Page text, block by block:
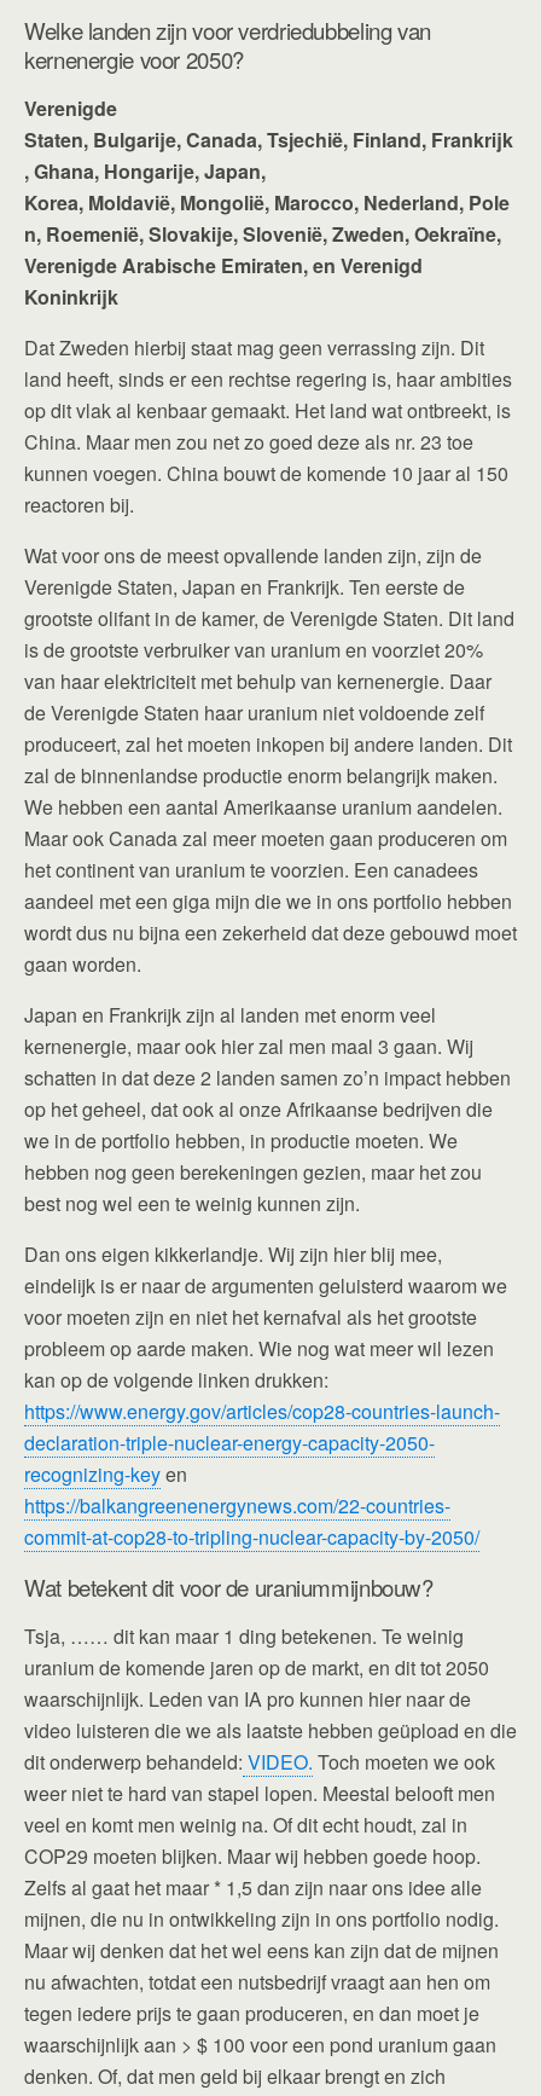
Welke landen zijn voor verdriedubbeling van
kernenergie voor 2050?
Verenigde
Staten, Bulgarije, Canada, Tsjechië, Finland, Frankrijk
, Ghana, Hongarije, Japan,
Korea, Moldavië, Mongolië, Marocco, Nederland, Pole
n, Roemenië, Slovakije, Slovenië, Zweden, Oekraïne,
Verenigde Arabische Emiraten, en Verenigd
Koninkrijk
Dat Zweden hierbij staat mag geen verrassing zijn. Dit
land heeft, sinds er een rechtse regering is, haar ambities
op dit vlak al kenbaar gemaakt. Het land wat ontbreekt, is
China. Maar men zou net zo goed deze als nr. 23 toe
kunnen voegen. China bouwt de komende 10 jaar al 150
reactoren bij.
Wat voor ons de meest opvallende landen zijn, zijn de
Verenigde Staten, Japan en Frankrijk. Ten eerste de
grootste olifant in de kamer, de Verenigde Staten. Dit land
is de grootste verbruiker van uranium en voorziet 20%
van haar elektriciteit met behulp van kernenergie. Daar
de Verenigde Staten haar uranium niet voldoende zelf
produceert, zal het moeten inkopen bij andere landen. Dit
zal de binnenlandse productie enorm belangrijk maken.
We hebben een aantal Amerikaanse uranium aandelen.
Maar ook Canada zal meer moeten gaan produceren om
het continent van uranium te voorzien. Een canadees
aandeel met een giga mijn die we in ons portfolio hebben
wordt dus nu bijna een zekerheid dat deze gebouwd moet
gaan worden.
Japan en Frankrijk zijn al landen met enorm veel
kernenergie, maar ook hier zal men maal 3 gaan. Wij
schatten in dat deze 2 landen samen zo’n impact hebben
op het geheel, dat ook al onze Afrikaanse bedrijven die
we in de portfolio hebben, in productie moeten. We
hebben nog geen berekeningen gezien, maar het zou
best nog wel een te weinig kunnen zijn.
Dan ons eigen kikkerlandje. Wij zijn hier blij mee,
eindelijk is er naar de argumenten geluisterd waarom we
voor moeten zijn en niet het kernafval als het grootste
probleem op aarde maken. Wie nog wat meer wil lezen
kan op de volgende linken drukken:
https://www.energy.gov/articles/cop28-countries-launch-
declaration-triple-nuclear-energy-capacity-2050-
recognizing-keyen
https://balkangreenenergynews.com/22-countries-
commit-at-cop28-to-tripling-nuclear-capacity-by-2050/
Wat betekent dit voor de uraniummijnbouw?
Tsja, …… dit kan maar 1 ding betekenen. Te weinig
uranium de komende jaren op de markt, en dit tot 2050
waarschijnlijk. Leden van IA pro kunnen hier naar de
video luisteren die we als laatste hebben geüpload en die
dit onderwerp behandeld: VIDEO. Toch moeten we ook
weer niet te hard van stapel lopen. Meestal belooft men
veel en komt men weinig na. Of dit echt houdt, zal in
COP29 moeten blijken. Maar wij hebben goede hoop.
Zelfs al gaat het maar * 1,5 dan zijn naar ons idee alle
mijnen, die nu in ontwikkeling zijn in ons portfolio nodig.
Maar wij denken dat het wel eens kan zijn dat de mijnen
nu afwachten, totdat een nutsbedrijf vraagt aan hen om
tegen iedere prijs te gaan produceren, en dan moet je
waarschijnlijk aan > $ 100 voor een pond uranium gaan
denken. Of, dat men geld bij elkaar brengt en zich